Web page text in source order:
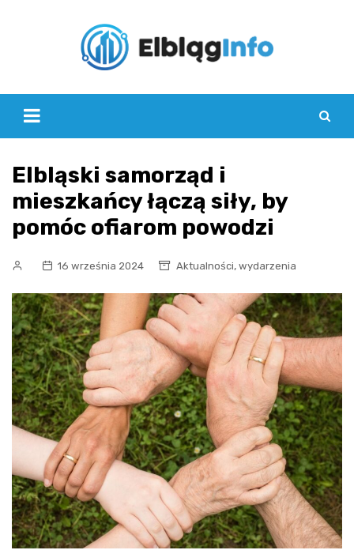
Elbląski samorząd i
mieszkańcy łączą siły, by
pomóc ofiarom powodzi
16 września 2024 Aktualności, wydarzenia